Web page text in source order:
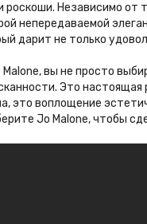
Независимо от
непередаваемой
дарит не только
вы не просто
Это настоящая
это воплощение
Jo Malone, чтобы